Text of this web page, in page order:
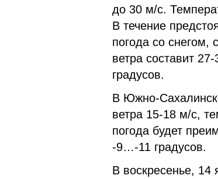
до 30 м/с.
В течение
погода со снегом,
ветра составит
градусов.
В Южно-
ветра 15-18 м/с,
погода будет
-9…-11 градусов.
В воскресенье, 14